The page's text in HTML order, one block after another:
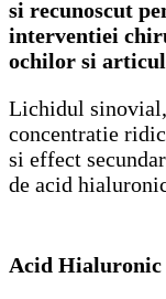
si recunoscut
interventiei
ochilor si
Lichidul
concentratie
si effect
de acid
Acid